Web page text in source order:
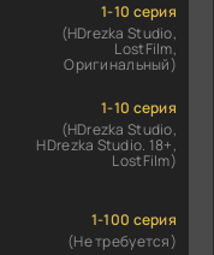
1-10 серия
(HDrezka Studio,
LostFilm,
Оригинальный)
1-10 серия
(HDrezka Studio,
HDrezka Studio. 18+,
LostFilm)
1-100 серия
(Не требуется)